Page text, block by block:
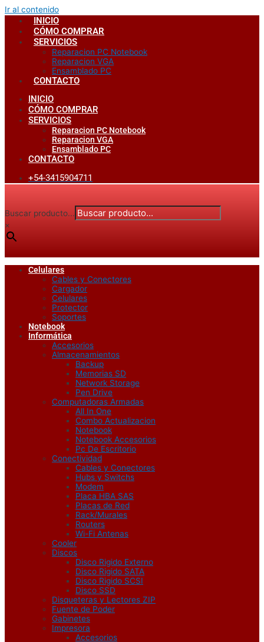
Ir al contenido
INICIO
CÓMO COMPRAR
SERVICIOS
Reparacion PC Notebook
Reparacion VGA
Ensamblado PC
CONTACTO
INICIO
CÓMO COMPRAR
SERVICIOS
Reparacion PC Notebook
Reparacion VGA
Ensamblado PC
CONTACTO
+54-3415904711
Buscar producto...
×
Celulares
Cables y Conectores
Cargador
Celulares
Protector
Soportes
Notebook
Informática
Accesorios
Almacenamientos
Backup
Memorias SD
Network Storage
Pen Drive
Computadoras Armadas
All In One
Combo Actualizacion
Notebook
Notebook Accesorios
Pc De Escritorio
Conectividad
Cables y Conectores
Hubs y Switchs
Modem
Placa HBA SAS
Placas de Red
Rack/Murales
Routers
Wi-Fi Antenas
Cooler
Discos
Disco Rigido Externo
Disco Rigido SATA
Disco Rigido SCSI
Disco SSD
Disqueteras y Lectores ZIP
Fuente de Poder
Gabinetes
Impresora
Accesorios